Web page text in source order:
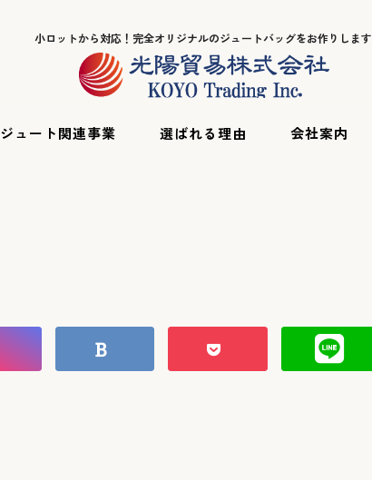
小ロットから対応！完全オリジナルのジュートバッグをお作りします
ジュート関連事業 選ばれる理由 会社案内